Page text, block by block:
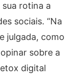
rotina a
sociais. “Na
julgada, como
sobre a
digital